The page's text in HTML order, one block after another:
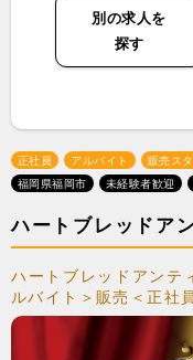
別の求人を
探す
正社員 アルバイト 販売ス
福岡県福岡市
未経験者歓迎
ハートブレッドア
ハートブレッドアン
ルバイト＞販売＜正社